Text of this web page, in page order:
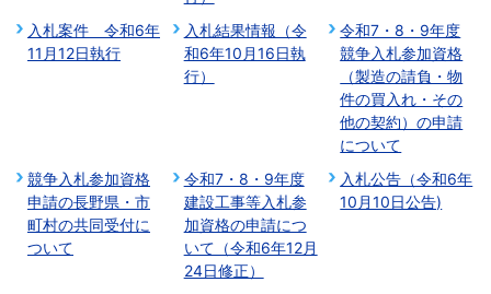
入札案件 令和6年
11月12日執行
入札結果情報（令
和6年10月16日執
行）
令和7・8・9年度
競争入札参加資格
（製造の請負・物
件の買入れ・その
他の契約）の申請
について
競争入札参加資格
申請の長野県・市
町村の共同受付に
ついて
令和7・8・9年度
建設工事等入札参
加資格の申請につ
いて（令和6年12月
24日修正）
入札公告（令和6年
10月10日公告)